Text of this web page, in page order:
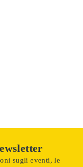
sugli eventi, le